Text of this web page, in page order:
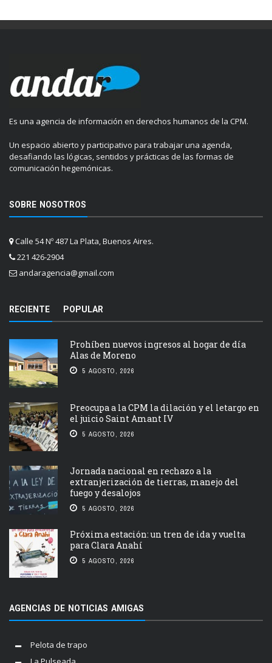
Es una agencia de información en derechos humanos de la CPM.
Un espacio abierto y participativo para trabajar una agenda,
desafiando las lógicas, sentidos y prácticas de las formas de
comunicación hegemónicas.
SOBRE NOSOTROS
Calle 54 Nº 487 La Plata, Buenos Aires.
221 426-2904
andaragencia@gmail.com
RECIENTE POPULAR
Prohíben nuevos ingresos al hogar de día
Alas de Moreno
5 AGOSTO, 2026
Preocupa a la CPM la dilación y el letargo en
el juicio Saint Amant IV
5 AGOSTO, 2026
Jornada nacional en rechazo a la
extranjerización de tierras, manejo del
fuego y desalojos
5 AGOSTO, 2026
Próxima estación: un tren de ida y vuelta
para Clara Anahí
5 AGOSTO, 2026
AGENCIAS DE NOTICIAS AMIGAS
Pelota de trapo